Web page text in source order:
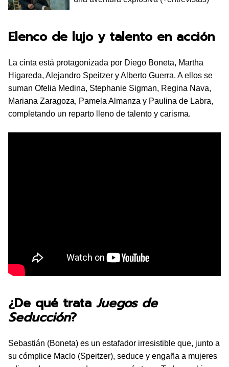
Elenco de lujo y talento en acción
La cinta está protagonizada por Diego Boneta, Martha
Higareda, Alejandro Speitzer y Alberto Guerra. A ellos se
suman Ofelia Medina, Stephanie Sigman, Regina Nava,
Mariana Zaragoza, Pamela Almanza y Paulina de Labra,
completando un reparto lleno de talento y carisma.
¿De qué trata Juegos de
Seducción?
Sebastián (Boneta) es un estafador irresistible que, junto a
su cómplice Maclo (Speitzer), seduce y engaña a mujeres